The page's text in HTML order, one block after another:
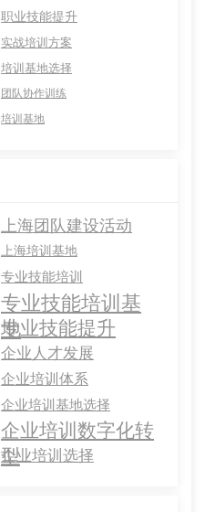
职业技能提升
实战培训方案
培训基地选择
团队协作训练
培训基地
上海团队建设活动
上海培训基地
专业技能培训
专业技能培训基
地
专业技能提升
企业人才发展
企业培训体系
企业培训基地选择
企业培训数字化转
型
企业培训选择